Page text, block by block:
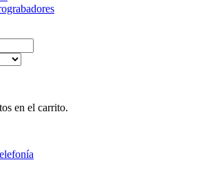
en el carrito.